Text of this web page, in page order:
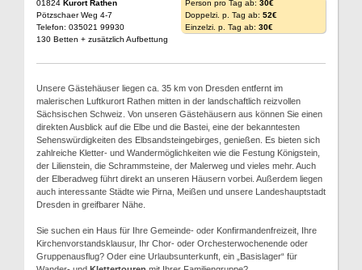
01824 Kurort Rathen
Pötzschaer Weg 4-7
Telefon: 035021 99930
130 Betten + zusätzlich Aufbettung
Person pro Tag ab: 30€
Doppelzi. p. Tag ab: 52€
Einzelzi. p. Tag ab: 30€
Unsere Gästehäuser liegen ca. 35 km von Dresden entfernt im
malerischen Luftkurort Rathen mitten in der landschaftlich reizvollen
Sächsischen Schweiz. Von unseren Gästehäusern aus können Sie einen
direkten Ausblick auf die Elbe und die Bastei, eine der bekanntesten
Sehenswürdigkeiten des Elbsandsteingebirges, genießen. Es bieten sich
zahlreiche Kletter- und Wandermöglichkeiten wie die Festung Königstein,
der Lilienstein, die Schrammsteine, der Malerweg und vieles mehr. Auch
der Elberadweg führt direkt an unseren Häusern vorbei. Außerdem liegen
auch interessante Städte wie Pirna, Meißen und unsere Landeshauptstadt
Dresden in greifbarer Nähe.
Sie suchen ein Haus für Ihre Gemeinde- oder Konfirmandenfreizeit, Ihre
Kirchenvorstandsklausur, Ihr Chor- oder Orchesterwochenende oder
Gruppenausflug? Oder eine Urlaubsunterkunft, ein „Basislager“ für